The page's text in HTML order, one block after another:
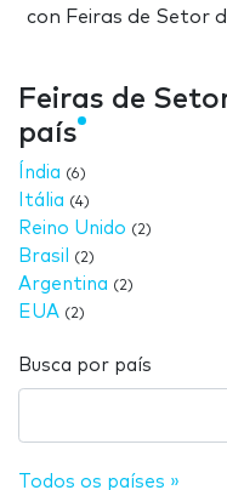
con Feiras de Setor
Feiras de
país
Índia (6)
Itália (4)
Reino Unido (2)
Brasil (2)
Argentina (2)
EUA (2)
Busca por país
Todos os países »